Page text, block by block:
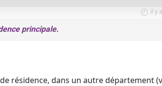
il y
principale.
résidence, dans un autre département